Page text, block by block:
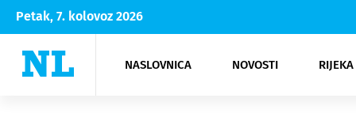
Petak, 7. kolovoz 2026
NASLOVNICA NOVOSTI
Rijeka Opatija
NK
Moda
Kultura